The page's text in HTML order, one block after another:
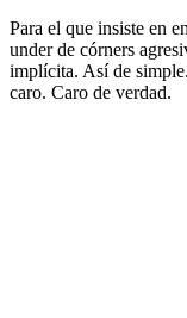
Para el que insiste en
under de córners
implícita. Así de
caro. Caro de verdad.